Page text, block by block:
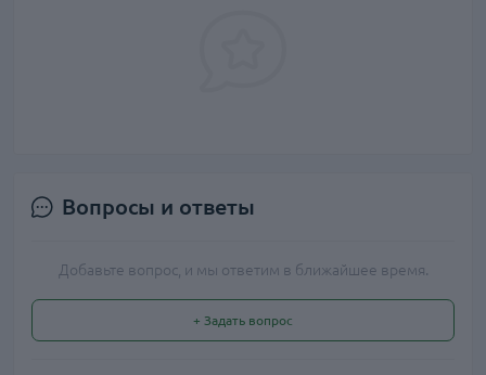
Вопросы и ответы
Добавьте вопрос, и мы ответим в ближайшее время.
+ Задать вопрос